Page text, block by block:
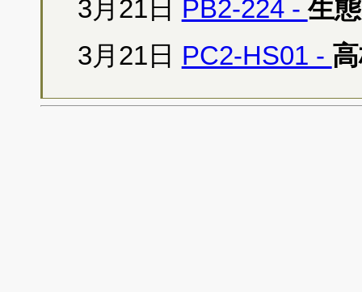
3月21日 PB2-224 -生
3月21日 PC2-HS01 -